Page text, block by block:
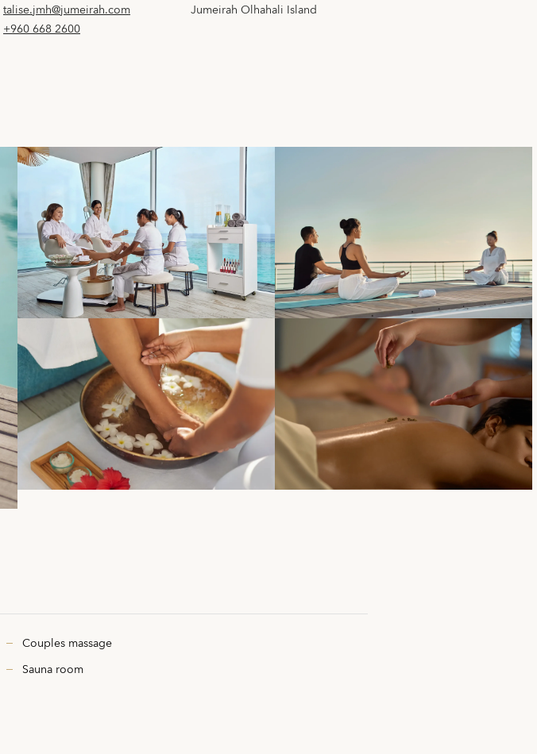
talise.jmh@jumeirah.com
+960 668 2600
Jumeirah Olhahali Island
Couples massage
Sauna room